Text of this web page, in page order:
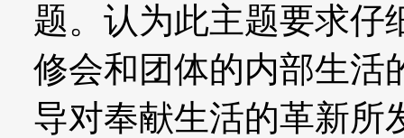
题。认为此主题要求仔
修会和团体的内部生活
导对奉献生活的革新所